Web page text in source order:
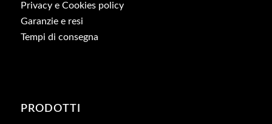
Privacy e Cookies policy
Garanzie e resi
Tempi di consegna
PRODOTTI